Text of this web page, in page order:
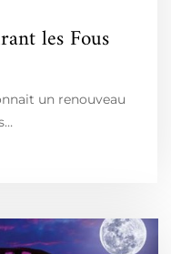
les Fous
un renouveau